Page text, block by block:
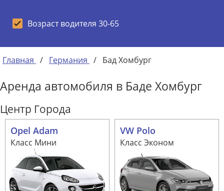
Возраст водителя 30-65
Главная / Германия / Бад Хомбург
Аренда автомобиля в Баде Хомбург
Центр Города
Opel Adam
Класс Мини
VW Polo
Класс Эконом